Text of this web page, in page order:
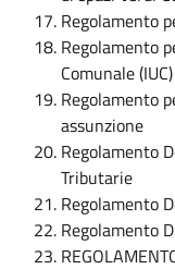
Regolamento
Regolamento
Comunale (IUC)
Regolamento
assunzione
Regolamento
Tributarie
Regolamento
Regolamento